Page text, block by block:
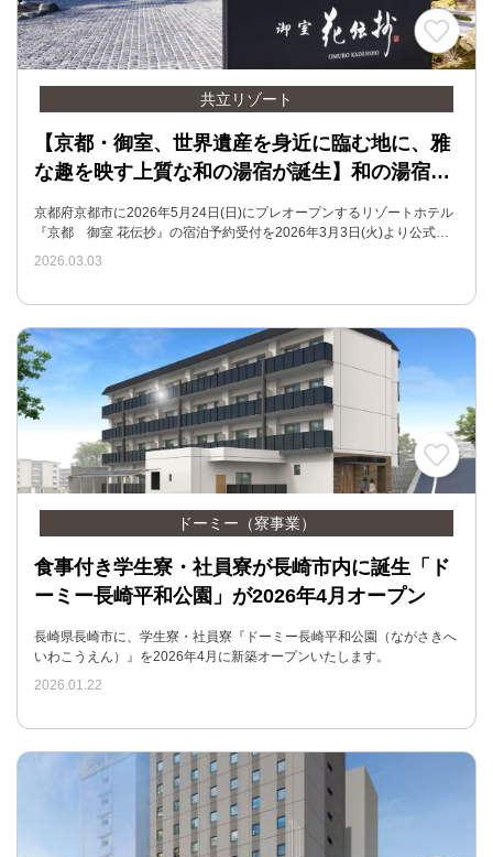
共立リゾート
【京都・御室、世界遺産を身近に臨む地に、雅
な趣を映す上質な和の湯宿が誕生】和の湯宿…
京都府京都市に2026年5月24日(日)にプレオープンするリゾートホテル
『京都 御室 花伝抄』の宿泊予約受付を2026年3月3日(火)より公式…
2026.03.03
ドーミー（寮事業）
食事付き学生寮・社員寮が長崎市内に誕生「ド
ーミー長崎平和公園」が2026年4月オープン
長崎県長崎市に、学生寮・社員寮『ドーミー長崎平和公園（ながさきへ
いわこうえん）』を2026年4月に新築オープンいたします。
2026.01.22